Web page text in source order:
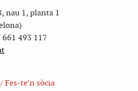
nau 1, planta 1
661 493 117
Fes-te’n sòcia